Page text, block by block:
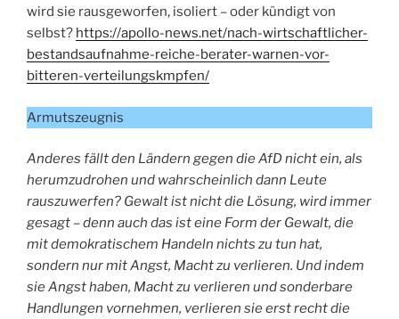
wird sie rausgeworfen, isoliert – oder kündigt von
selbst? https://apollo-news.net/nach-wirtschaftlicher-
bestandsaufnahme-reiche-berater-warnen-vor-
bitteren-verteilungskmpfen/
Armutszeugnis
Anderes fällt den Ländern gegen die AfD nicht ein, als
herumzudrohen und wahrscheinlich dann Leute
rauszuwerfen? Gewalt ist nicht die Lösung, wird immer
gesagt – denn auch das ist eine Form der Gewalt, die
mit demokratischem Handeln nichts zu tun hat,
sondern nur mit Angst, Macht zu verlieren. Und indem
sie Angst haben, Macht zu verlieren und sonderbare
Handlungen vornehmen, verlieren sie erst recht die